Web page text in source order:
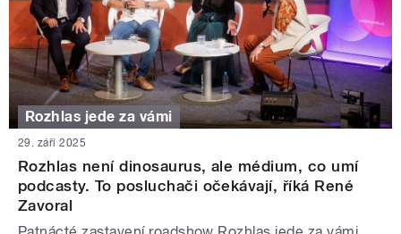
Rozhlas jede za vámi
29. září 2025
Rozhlas není dinosaurus, ale médium, co umí
podcasty. To posluchači očekávají, říká René
Zavoral